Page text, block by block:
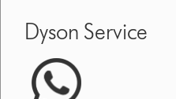
Dyson Service